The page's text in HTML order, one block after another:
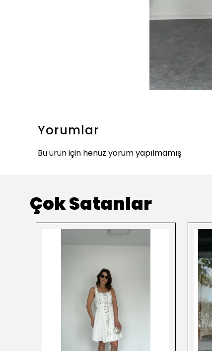
Yorumlar
Bu ürün için henüz yorum yapılmamış.
Çok Satanlar